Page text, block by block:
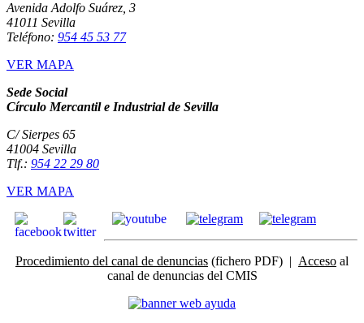
Avenida Adolfo Suárez, 3
41011 Sevilla
Teléfono: 954 45 53 77
VER MAPA
Sede Social
Círculo Mercantil e Industrial de Sevilla
C/ Sierpes 65
41004 Sevilla
Tlf.: 954 22 29 80
VER MAPA
Procedimiento del canal de denuncias (fichero PDF) | Acceso al
canal de denuncias del CMIS